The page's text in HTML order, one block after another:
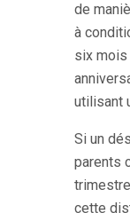
de
à
six mois
utilisant
Si un
parents
cette